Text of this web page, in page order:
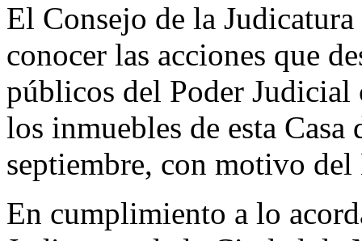
El Consejo de la
conocer las acciones que
públicos del Poder
los inmuebles de esta
septiembre, con motivo
En cumplimiento a lo